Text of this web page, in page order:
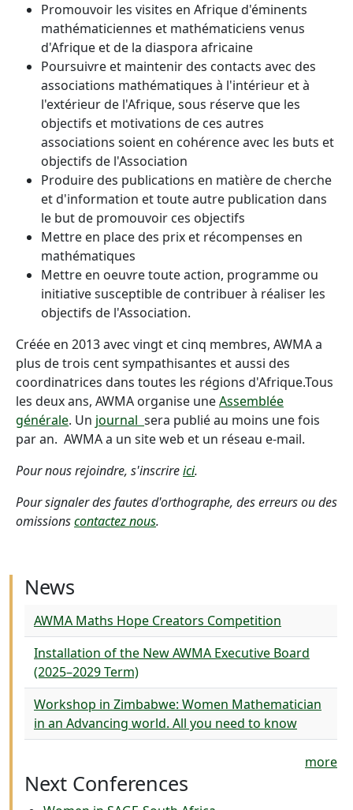
Promouvoir les visites en Afrique d'éminents
mathématiciennes et mathématiciens venus
d'Afrique et de la diaspora africaine
Poursuivre et maintenir des contacts avec des
associations mathématiques à l'intérieur et à
l'extérieur de l'Afrique, sous réserve que les
objectifs et motivations de ces autres
associations soient en cohérence avec les buts et
objectifs de l'Association
Produire des publications en matière de cherche
et d'information et toute autre publication dans
le but de promouvoir ces objectifs
Mettre en place des prix et récompenses en
mathématiques
Mettre en oeuvre toute action, programme ou
initiative susceptible de contribuer à réaliser les
objectifs de l'Association.
Créée en 2013 avec vingt et cinq membres, AWMA a
plus de trois cent sympathisantes et aussi des
coordinatrices dans toutes les régions d'Afrique.Tous
les deux ans, AWMA organise uneAssemblée
générale. Un journal sera publié au moins une fois
par an. AWMA a un site web et un réseau e-mail.
Pour nous rejoindre, s'inscrireici.
Pour signaler des fautes d'orthographe, des erreurs ou des
omissionscontactez nous.
News
AWMA Maths Hope Creators Competition
Installation of the New AWMA Executive Board
(2025–2029 Term)
Workshop in Zimbabwe: Women Mathematician
in an Advancing world. All you need to know
more
Next Conferences